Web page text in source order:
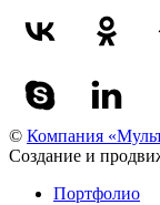
© Компания
Создание и
Портфолио